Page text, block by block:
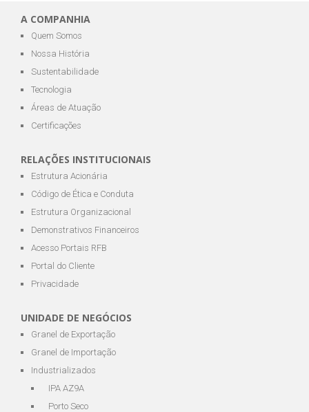
A COMPANHIA
Quem Somos
Nossa História
Sustentabilidade
Tecnologia
Áreas de Atuação
Certificações
RELAÇÕES INSTITUCIONAIS
Estrutura Acionária
Código de Ética e Conduta
Estrutura Organizacional
Demonstrativos Financeiros
Acesso Portais RFB
Portal do Cliente
Privacidade
UNIDADE DE NEGÓCIOS
Granel de Exportação
Granel de Importação
Industrializados
IPA AZ9A
Porto Seco